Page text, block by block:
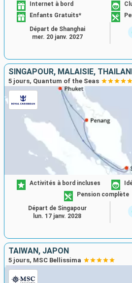
Internet à bord
Enfants Gratuits*
Départ de Shanghai
mer. 20 janv. 2027
SINGAPOUR, MALAISIE,
5 jours, Quantum of the Seas
Activités à bord incluses
Pension complète
Départ de Singapour
lun. 17 janv. 2028
TAÏWAN, JAPON
5 jours, MSC Bellissima